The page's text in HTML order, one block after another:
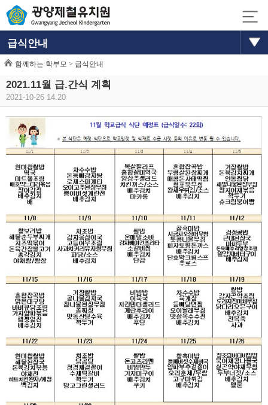
급식안내
함께하는 학부모 > 급식안내
2021.11월 급.간식 계획
2021-10-26 14:20